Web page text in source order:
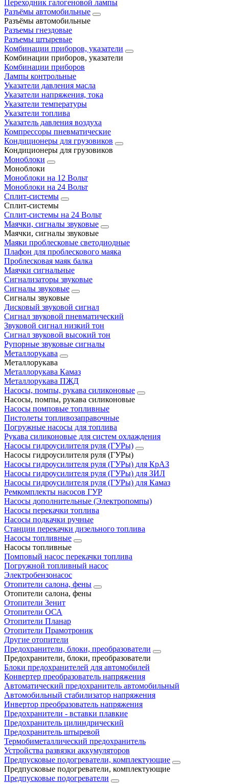
Переходник галогеновой лампы
Разъёмы автомобильные
Разъёмы автомобильные
Разъемы гнездовые
Разъемы штыревые
Комбинации приборов, указатели
Комбинации приборов, указатели
Комбинации приборов
Лампы контрольные
Указатели давления масла
Указатели напряжения, тока
Указатели температуры
Указатели топлива
Указатель давления воздуха
Компрессоры пневматические
Кондиционеры для грузовиков
Кондиционеры для грузовиков
Моноблоки
Моноблоки
Моноблоки на 12 Вольт
Моноблоки на 24 Вольт
Сплит-системы
Сплит-системы
Сплит‑системы на 24 Вольт
Маячки, сигналы звуковые
Маячки, сигналы звуковые
Маяки проблесковые светодиодные
Плафон для проблескового маяка
Проблесковая маяк балка
Маячки сигнальные
Сигнализаторы звуковые
Сигналы звуковые
Сигналы звуковые
Дисковый звуковой сигнал
Сигнал звуковой пневматический
Звуковой сигнал низкий тон
Сигнал звуковой высокий тон
Рупорные звуковые сигналы
Металлорукава
Металлорукава
Металлорукава Камаз
Металлорукава ПЖД
Насосы, помпы, рукава силиконовые
Насосы, помпы, рукава силиконовые
Насосы помповые топливные
Пистолеты топливозаправочные
Погружные насосы для топлива
Рукава силиконовые для систем охлаждения
Насосы гидроусилителя руля (ГУРы)
Насосы гидроусилителя руля (ГУРы)
Насосы гидроусилителя руля (ГУРы) для КрАЗ
Насосы гидроусилителя руля (ГУРы) для ЗИЛ
Насосы гидроусилителя руля (ГУРы) для Камаз
Ремкомплекты насосов ГУР
Насосы дополнительные (Электропомпы)
Насосы перекачки топлива
Насосы подкачки ручные
Станции перекачки дизельного топлива
Насосы топливные
Насосы топливные
Помповый насос перекачки топлива
Погружной топливный насос
Электробензонасос
Отопители салона, фены
Отопители салона, фены
Отопители Зенит
Отопители ОСА
Отопители Планар
Отопители Прамотроник
Другие отопители
Предохранители, блоки, преобразователи
Предохранители, блоки, преобразователи
Блоки предохранителей для автомобилей
Конвертер преобразователь напряжения
Автоматический предохранитель автомобильный
Автомобильный стабилизатор напряжения
Инвертор преобразователь напряжения
Предохранители - вставки плавкие
Предохранитель цилиндрический
Предохранитель штыревой
Термобиметаллический предохранитель
Устройства развязки аккумуляторов
Предпусковые подогреватели, комплектующие
Предпусковые подогреватели, комплектующие
Предпусковые подогреватели